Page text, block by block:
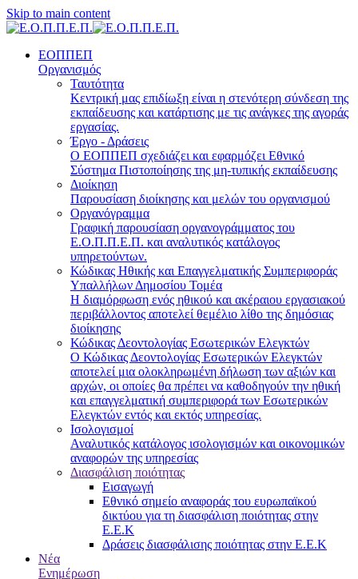
Skip to main content
ΕΟΠΠΕΠ
Οργανισμός
Ταυτότητα
Κεντρική μας επιδίωξη είναι η στενότερη σύνδεση της
εκπαίδευσης και κατάρτισης με τις ανάγκες της αγοράς
εργασίας.
Έργο - Δράσεις
Ο ΕΟΠΠΕΠ σχεδιάζει και εφαρμόζει Eθνικό
Σύστημα Πιστοποίησης της μη-τυπικής εκπαίδευσης
Διοίκηση
Παρουσίαση διοίκησης και μελών του οργανισμού
Οργανόγραμμα
Γραφική παρουσίαση οργανογράμματος του
Ε.Ο.Π.Π.Ε.Π. και αναλυτικός κατάλογος
υπηρετούντων.
Κώδικας Ηθικής και Επαγγελματικής Συμπεριφοράς
Υπαλλήλων Δημοσίου Τομέα
Η διαμόρφωση ενός ηθικού και ακέραιου εργασιακού
περιβάλλοντος αποτελεί θεμέλιο λίθο της δημόσιας
διοίκησης
Κώδικας Δεοντολογίας Εσωτερικών Ελεγκτών
Ο Κώδικας Δεοντολογίας Εσωτερικών Ελεγκτών
αποτελεί μια ολοκληρωμένη δήλωση των αξιών και
αρχών, οι οποίες θα πρέπει να καθοδηγούν την ηθική
και επαγγελματική συμπεριφορά των Εσωτερικών
Ελεγκτών εντός και εκτός υπηρεσίας.
Ισολογισμοί
Αναλυτικός κατάλογος ισολογισμών και οικονομικών
αναφορών της υπηρεσίας
Διασφάλιση ποιότητας
Εισαγωγή
Εθνικό σημείο αναφοράς του ευρωπαϊκού
δικτύου για τη διασφάλιση ποιότητας στην
Ε.Ε.Κ
Δράσεις διασφάλισης ποιότητας στην Ε.Ε.Κ
Νέα
Ενημέρωση